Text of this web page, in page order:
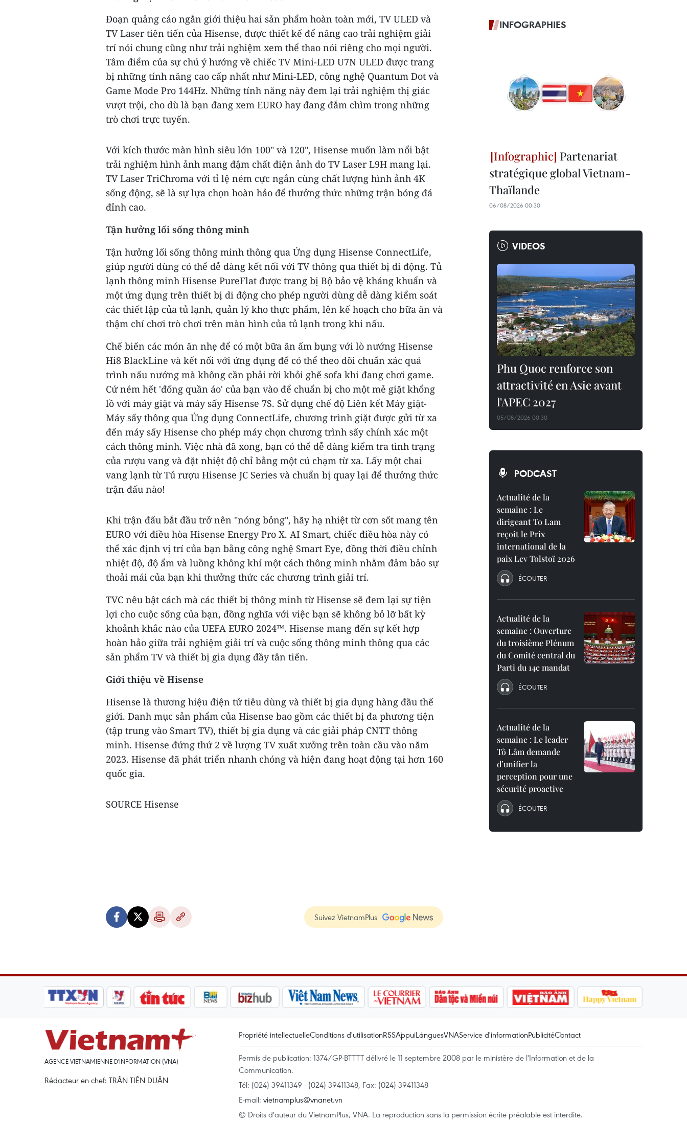
Đoạn quảng cáo ngắn giới thiệu hai sản phẩm hoàn toàn mới, TV ULED và
TV Laser tiên tiến của Hisense, được thiết kế để nâng cao trải nghiệm giải
trí nói chung cũng như trải nghiệm xem thể thao nói riêng cho mọi người.
Tâm điểm của sự chú ý hướng về chiếc TV Mini-LED U7N ULED được trang
bị những tính năng cao cấp nhất như Mini-LED, công nghệ Quantum Dot và
Game Mode Pro 144Hz. Những tính năng này đem lại trải nghiệm thị giác
vượt trội, cho dù là bạn đang xem EURO hay đang đắm chìm trong những
trò chơi trực tuyến.
Với kích thước màn hình siêu lớn 100" và 120", Hisense muốn làm nổi bật
trải nghiệm hình ảnh mang đậm chất điện ảnh do TV Laser L9H mang lại.
TV Laser TriChroma với tỉ lệ ném cực ngắn cùng chất lượng hình ảnh 4K
sống động, sẽ là sự lựa chọn hoàn hảo để thưởng thức những trận bóng đá
đỉnh cao.
Tận hưởng lối sống thông minh
Tận hưởng lối sống thông minh thông qua Ứng dụng Hisense ConnectLife,
giúp người dùng có thể dễ dàng kết nối với TV thông qua thiết bị di động. Tủ
lạnh thông minh Hisense PureFlat được trang bị Bộ bảo vệ kháng khuẩn và
một ứng dụng trên thiết bị di động cho phép người dùng dễ dàng kiểm soát
các thiết lập của tủ lạnh, quản lý kho thực phẩm, lên kế hoạch cho bữa ăn và
thậm chí chơi trò chơi trên màn hình của tủ lạnh trong khi nấu.
Chế biến các món ăn nhẹ để có một bữa ăn ấm bụng với lò nướng Hisense
Hi8 BlackLine và kết nối với ứng dụng để có thể theo dõi chuẩn xác quá
trình nấu nướng mà không cần phải rời khỏi ghế sofa khi đang chơi game.
Cứ ném hết 'đống quần áo' của bạn vào để chuẩn bị cho một mẻ giặt khổng
lồ với máy giặt và máy sấy Hisense 7S. Sử dụng chế độ Liên kết Máy giặt-
Máy sấy thông qua Ứng dụng ConnectLife, chương trình giặt được gửi từ xa
đến máy sấy Hisense cho phép máy chọn chương trình sấy chính xác một
cách thông minh. Việc nhà đã xong, bạn có thể dễ dàng kiểm tra tình trạng
của rượu vang và đặt nhiệt độ chỉ bằng một cú chạm từ xa. Lấy một chai
vang lạnh từ Tủ rượu Hisense JC Series và chuẩn bị quay lại để thưởng thức
trận đấu nào!
Khi trận đấu bắt đầu trở nên "nóng bỏng", hãy hạ nhiệt từ cơn sốt mang tên
EURO với điều hòa Hisense Energy Pro X. AI Smart, chiếc điều hòa này có
thể xác định vị trí của bạn bằng công nghệ Smart Eye, đồng thời điều chỉnh
nhiệt độ, độ ẩm và luồng không khí một cách thông minh nhằm đảm bảo sự
thoải mái của bạn khi thưởng thức các chương trình giải trí.
TVC nêu bật cách mà các thiết bị thông minh từ Hisense sẽ đem lại sự tiện
lợi cho cuộc sống của bạn, đồng nghĩa với việc bạn sẽ không bỏ lỡ bất kỳ
khoảnh khắc nào của UEFA EURO 2024™. Hisense mang đến sự kết hợp
hoàn hảo giữa trải nghiệm giải trí và cuộc sống thông minh thông qua các
sản phẩm TV và thiết bị gia dụng đầy tân tiến.
Giới thiệu về Hisense
Hisense là thương hiệu điện tử tiêu dùng và thiết bị gia dụng hàng đầu thế
giới. Danh mục sản phẩm của Hisense bao gồm các thiết bị đa phương tiện
(tập trung vào Smart TV), thiết bị gia dụng và các giải pháp CNTT thông
minh. Hisense đứng thứ 2 về lượng TV xuất xưởng trên toàn cầu vào năm
2023. Hisense đã phát triển nhanh chóng và hiện đang hoạt động tại hơn 160
quốc gia.
SOURCE Hisense
Suivez VietnamPlus
INFOGRAPHIES
Partenariat
stratégique global Vietnam-
Thaïlande
06/08/2026 00:30
VIDEOS
Phu Quoc renforce son
attractivité en Asie avant
l'APEC 2027
05/08/2026 00:30
PODCAST
Actualité de la
semaine : Le
dirigeant To Lam
reçoit le Prix
international de la
paix Lev Tolstoï 2026
ÉCOUTER
Actualité de la
semaine : Ouverture
du troisième Plénum
du Comité central du
Parti du 14e mandat
ÉCOUTER
Actualité de la
semaine : Le leader
Tô Lâm demande
d’unifier la
perception pour une
sécurité proactive
ÉCOUTER
AGENCE VIETNAMIENNE D'INFORMATION (VNA)
Rédacteur en chef: TRÂN TIÊN DUÂN
Propriété intellectuelleConditions d'utilisationRSSAppuiLanguesVNAService d'informationPublicitéContact
Permis de publication: 1374/GP-BTTTT délivré le 11 septembre 2008 par le ministère de l'Information et de la
Communication.
Tél: (024) 39411349 - (024) 39411348, Fax: (024) 39411348
E-mail: vietnamplus@vnanet.vn
© Droits d'auteur du VietnamPlus, VNA. La reproduction sans la permission écrite préalable est interdite.